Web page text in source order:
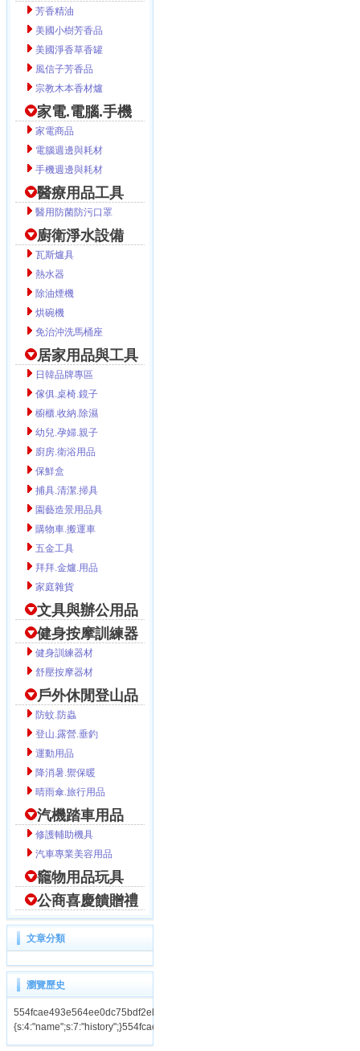
芳香精油
美國小樹芳香品
美國淨香草香罐
風信子芳香品
宗教木本香材爐
家電.電腦.手機
家電商品
電腦週邊與耗材
手機週邊與耗材
醫療用品工具
醫用防菌防污口罩
廚衛淨水設備
瓦斯爐具
熱水器
除油煙機
烘碗機
免治沖洗馬桶座
居家用品與工具
日韓品牌專區
傢俱.桌椅.鏡子
櫥櫃.收納.除濕
幼兒.孕婦.親子
廚房.衛浴用品
保鮮盒
捕具.清潔.掃具
園藝造景用品具
購物車.搬運車
五金工具
拜拜.金爐.用品
家庭雜貨
文具與辦公用品
健身按摩訓練器
健身訓練器材
舒壓按摩器材
戶外休閒登山品
防蚊.防蟲
登山.露營.垂釣
運動用品
降消暑.禦保暖
晴雨傘.旅行用品
汽機踏車用品
修護輔助機具
汽車專業美容用品
竉物用品玩具
公商喜慶饋贈禮
文章分類
瀏覽歷史
554fcae493e564ee0dc75bdf2ebf94cahistory|a:1:
{s:4:"name";s:7:"history";}554fcae493e564ee0dc75bdf2ebf94ca